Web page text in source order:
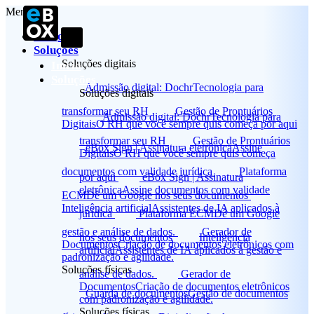
Início
Soluções digitais
Admissão digital: DochrTecnologia para
transformar seu RH
Gestão de Prontuários
DigitaisO RH que você sempre quis começa
por aqui
eBox Sign | Assinatura
eletrônicaAssine documentos com validade
jurídica
Plataforma ECMDê um Google
nos seus documentos
Inteligência
artificialAssistentes de IA aplicados à gestão e
análise de dados.
Gerador de
DocumentosCriação de documentos eletrônicos
com padronização e agilidade.
Soluções físicas
Menu
Início
Soluções
Soluções digitais
Admissão digital: DochrTecnologia para
transformar seu RH
Gestão de Prontuários
DigitaisO RH que você sempre quis começa por aqui
eBox Sign | Assinatura eletrônicaAssine
documentos com validade jurídica
Plataforma
ECMDê um Google nos seus documentos
Inteligência artificialAssistentes de IA aplicados à
gestão e análise de dados.
Gerador de
DocumentosCriação de documentos eletrônicos com
padronização e agilidade.
Soluções físicas
Guarda de documentosGestão de documentos